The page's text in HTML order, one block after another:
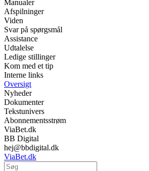
Manualer
Afspilninger
Viden
Svar på spørgsmål
Assistance
Udtalelse
Ledige stillinger
Kom med et tip
Interne links
Oversigt
Nyheder
Dokumenter
Tekstunivers
Abonnementsstrøm
ViaBet.dk
BB Digital
hej@bbdigital.dk
ViaBet.dk